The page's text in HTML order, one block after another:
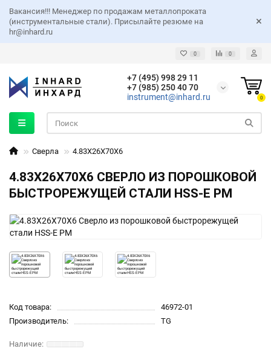
Вакансия!!! Менеджер по продажам металлопроката
(инструментальные стали). Присылайте резюме на
hr@inhard.ru
0 0
+7 (495) 998 29 11
+7 (985) 250 40 70
instrument@inhard.ru
0
Сверла 4.83X26X70X6
4.83X26X70X6 СВЕРЛО ИЗ ПОРОШКОВОЙ
БЫСТРОРЕЖУЩЕЙ СТАЛИ HSS-E PM
Код товара:
46972-01
Производитель:
TG